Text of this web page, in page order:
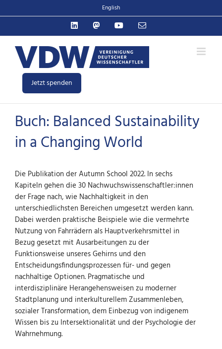
Inhalt
English
LinkedInMastodonYouTubeE-
Jetzt spenden
Buch: Balanced Sustainability
in a Changing World
Die Publikation der Autumn School 2022. In sechs
Kapiteln gehen die 30 Nachwuchswissenschaftler:innen
der Frage nach, wie Nachhaltigkeit in den
unterschiedlichsten Bereichen umgesetzt werden kann.
Dabei werden praktische Beispiele wie die vermehrte
Nutzung von Fahrrädern als Hauptverkehrsmittel in
Bezug gesetzt mit Ausarbeitungen zu der
Funktionsweise unseres Gehirns und den
Entscheidungsfindungsprozessen für- und gegen
nachhaltige Optionen. Pragmatische und
interdisziplinäre Herangehensweisen zu moderner
Stadtplanung und interkulturellem Zusammenleben,
sozialer Transformation, dem Einbezug von indigenem
Wissen bis zu Intersektionalität und der Psychologie der
Wahrnehmung.